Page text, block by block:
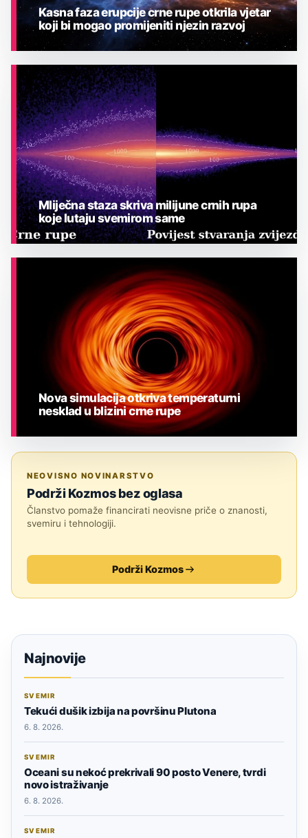
ASTRONOMIJA
Kasna faza erupcije crne rupe otkrila vjetar
koji bi mogao promijeniti njezin razvoj
Mliječna staza skriva milijune crnih rupa
koje lutaju svemirom same
Nova simulacija otkriva temperaturni
nesklad u blizini crne rupe
NEOVISNO NOVINARSTVO
Podrži Kozmos bez oglasa
Članstvo pomaže financirati neovisne priče o znanosti,
svemiru i tehnologiji.
Podrži Kozmos
Najnovije
SVEMIR
Tekući dušik izbija na površinu Plutona
6. 8. 2026.
SVEMIR
Oceani su nekoć prekrivali 90 posto Venere, tvrdi
novo istraživanje
6. 8. 2026.
SVEMIR